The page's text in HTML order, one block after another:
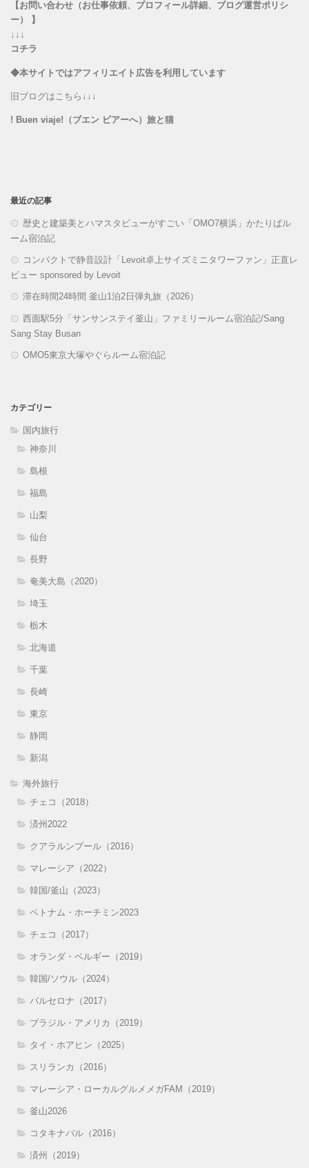
【お問い合わせ（お仕事依頼、プロフィール詳細、ブログ運営ポリシ
ー） 】
↓↓↓
コチラ
◆本サイトではアフィリエイト広告を利用しています
旧ブログはこちら↓↓↓
! Buen viaje!（ブエン ビアーへ）旅と猫
最近の記事
歴史と建築美とハマスタビューがすごい「OMO7横浜」かたりばル
ーム宿泊記
コンパクトで静音設計「Levoit卓上サイズミニタワーファン」正直レ
ビュー sponsored by Levoit
滞在時間24時間 釜山1泊2日弾丸旅（2026）
西面駅5分「サンサンステイ釜山」ファミリールーム宿泊記/Sang
Sang Stay Busan
OMO5東京大塚やぐらルーム宿泊記
カテゴリー
国内旅行
神奈川
島根
福島
山梨
仙台
長野
奄美大島（2020）
埼玉
栃木
北海道
千葉
長崎
東京
静岡
新潟
海外旅行
チェコ（2018）
済州2022
クアラルンプール（2016）
マレーシア（2022）
韓国/釜山（2023）
ベトナム・ホーチミン2023
チェコ（2017）
オランダ・ベルギー（2019）
韓国/ソウル（2024）
バルセロナ（2017）
ブラジル・アメリカ（2019）
タイ・ホアヒン（2025）
スリランカ（2016）
マレーシア・ローカルグルメメガFAM（2019）
釜山2026
コタキナバル（2016）
済州（2019）